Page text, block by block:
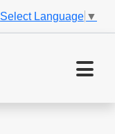
Select Language ▼